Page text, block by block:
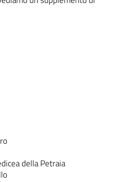
della Petraia